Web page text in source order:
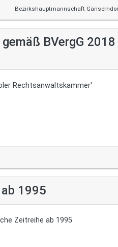
Bezirkshauptmannschaft
BVergG
Rechtsanwaltskammer'
1995
Zeitreihe ab 1995